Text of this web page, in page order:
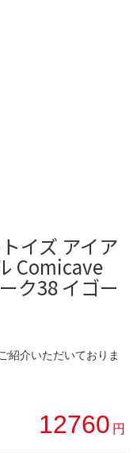
イズ アイア
Comicave
ク38 イゴー
紹介いただいておりま
12760 円